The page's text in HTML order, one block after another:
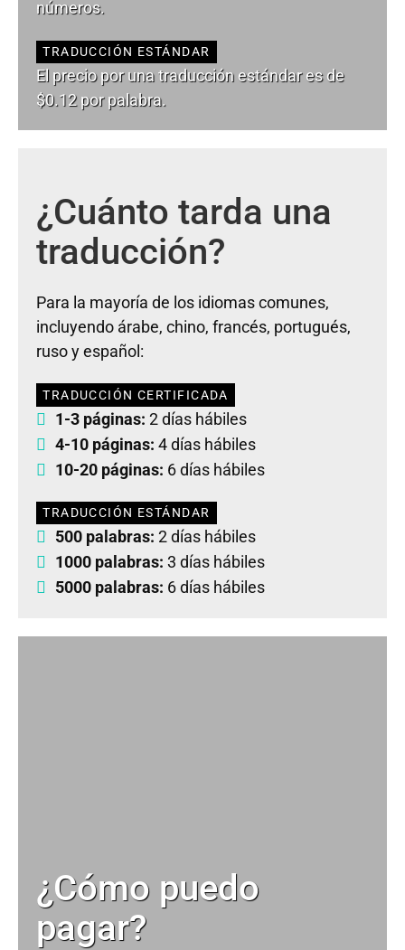
números.
TRADUCCIÓN ESTÁNDAR
El precio por una traducción estándar es de
$0.12 por palabra.
¿Cuánto tarda una
traducción?
Para la mayoría de los idiomas comunes,
incluyendo árabe, chino, francés, portugués,
ruso y español:
TRADUCCIÓN CERTIFICADA
1-3 páginas: 2 días hábiles
4-10 páginas: 4 días hábiles
10-20 páginas: 6 días hábiles
TRADUCCIÓN ESTÁNDAR
500 palabras: 2 días hábiles
1000 palabras: 3 días hábiles
5000 palabras: 6 días hábiles
¿Cómo puedo
pagar?